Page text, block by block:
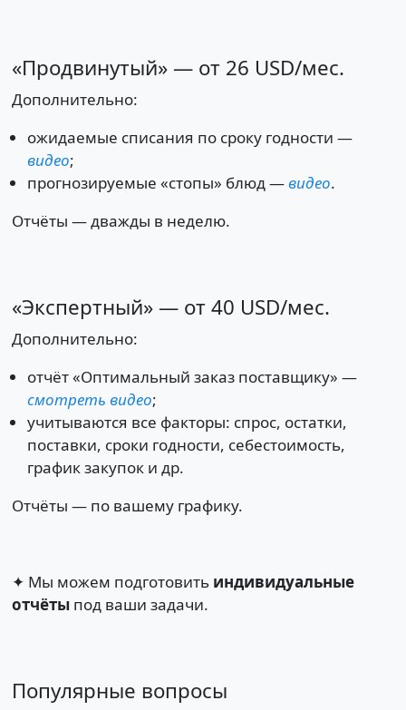
«Продвинутый» — от 26 USD/мес.
Дополнительно:
ожидаемые списания по сроку годности —
видео;
прогнозируемые «стопы» блюд —видео.
Отчёты — дважды в неделю.
«Экспертный» — от 40 USD/мес.
Дополнительно:
отчёт «Оптимальный заказ поставщику» —
смотреть видео;
учитываются все факторы: спрос, остатки,
поставки, сроки годности, себестоимость,
график закупок и др.
Отчёты — по вашему графику.
✦ Мы можем подготовить индивидуальные
отчётыпод ваши задачи.
Популярные вопросы